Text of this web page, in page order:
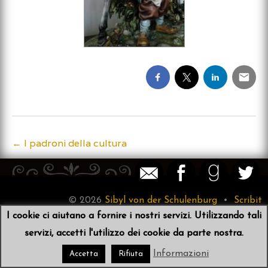
Post
navigation
← I padroni della cultura
I cookie ci aiutano a fornire i nostri servizi. Utilizzando tali
servizi, accetti l'utilizzo dei cookie da parte nostra.
Accetta Rifiuta Informazioni
© 2026 Sibyl von der Schulenburg • Scribit